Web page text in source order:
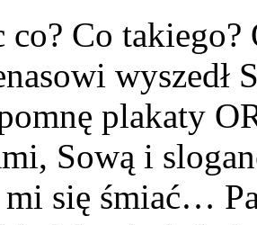
co? Co takiego?
wyszedł
plakaty
Sową i
mi się śmiać…